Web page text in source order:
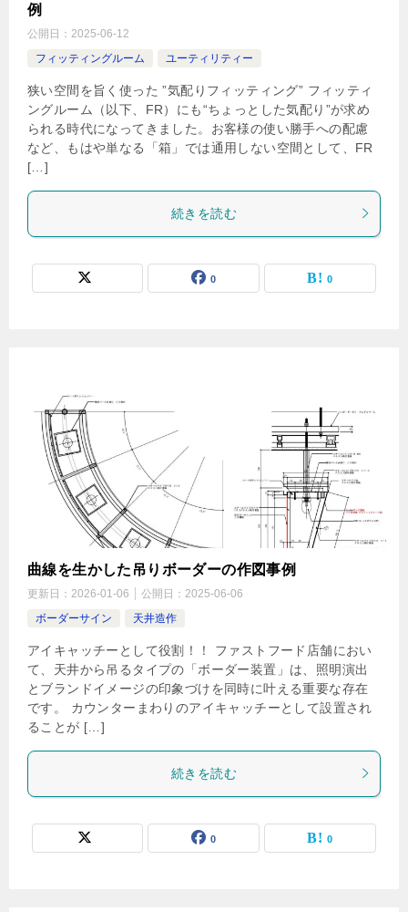
例
公開日： 2025-06-12
フィッティングルーム
ユーティリティー
狭い空間を旨く使った ”気配りフィッティング” フィッティ
ングルーム（以下、FR）にも“ちょっとした気配り”が求め
られる時代になってきました。お客様の使い勝手への配慮
など、もはや単なる「箱」では通用しない空間として、FR
[…]
続きを読む
0 0
曲線を生かした吊りボーダーの作図事例
更新日： 2026-01-06 公開日： 2025-06-06
ボーダーサイン
天井造作
アイキャッチーとして役割！！ ファストフード店舗におい
て、天井から吊るタイプの「ボーダー装置」は、照明演出
とブランドイメージの印象づけを同時に叶える重要な存在
です。 カウンターまわりのアイキャッチーとして設置され
ることが […]
続きを読む
0 0